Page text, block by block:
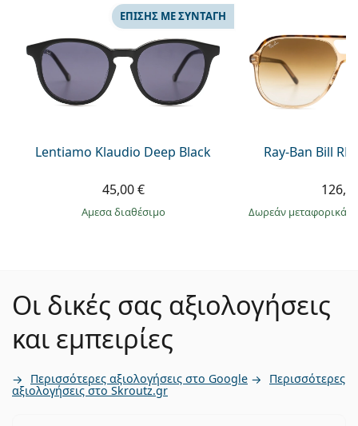
Lentiamo Klaudio Deep Black
ΕΠΊΣΗΣ ΜΕ ΣΥΝΤΑΓΉ
45,00 €
άμεσα διαθέσιμο
Ray-Ban Bill
Δωρεάν μεταφορικά
Οι δικές σας αξιολογήσεις
και εμπειρίες
Περισσότερες αξιολογήσεις στο Google Περισσότερες
αξιολογήσεις στο Skroutz.gr